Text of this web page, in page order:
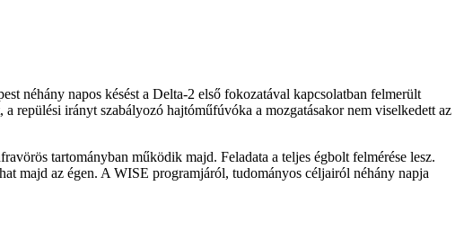
néhány napos késést a Delta-2 első fokozatával kapcsolatban felmerült
repülési irányt szabályozó hajtóműfúvóka a mozgatásakor nem viselkedett az
tartományban működik majd. Feladata a teljes égbolt felmérése lesz.
majd az égen. A WISE programjáról, tudományos céljairól néhány napja